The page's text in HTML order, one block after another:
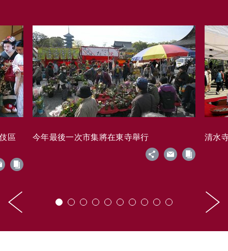
區 今年最後一次市集將在東寺舉行 清水